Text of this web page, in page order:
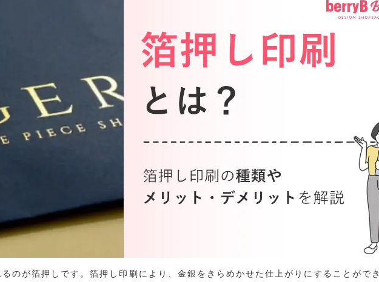
のが箔押しです。箔押し印刷により、金銀をきらめかせた仕上がりにすることがで